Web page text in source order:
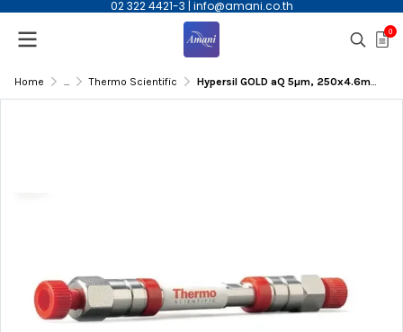
02 322 4421-3 | info@amani.co.th
0
Home ... Thermo Scientific Hypersil GOLD aQ 5µm, 250x4.6mmID HPLC Column | 25305-254630